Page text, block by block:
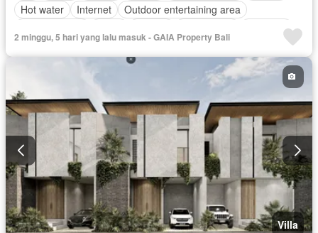
Hot water
Internet
Outdoor entertaining area
Halaman
Cctv
Deck Panggang Dapur terpadu
Jacuzzi
Tangki air Berperabot lengkap
2 minggu, 5 hari yang lalu masuk - GAIA Property Bali
Villa